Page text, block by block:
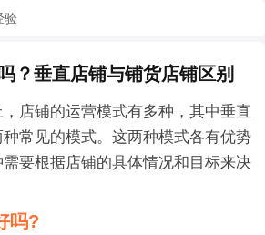
验
？垂直店铺与铺货店铺区别
店铺的运营模式有多种，其中垂直
常见的模式。这两种模式各有优势
要根据店铺的具体情况和目标来决
吗?